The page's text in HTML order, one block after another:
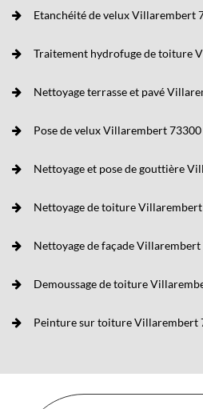
Etanchéité de velux Villarembert
Traitement hydrofuge de toiture
Nettoyage terrasse et pavé
Pose de velux Villarembert 73300
Nettoyage et pose de gouttière
Nettoyage de toiture
Nettoyage de façade
Demoussage de toiture
Peinture sur toiture Villarembert